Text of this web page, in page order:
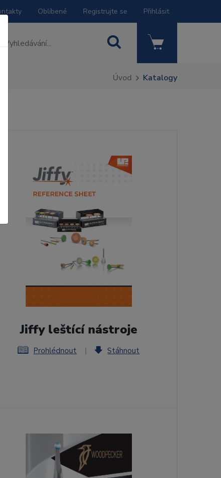
Oblíbené Registrujte se Přihlásit
Úvod Katalogy
Jiffy leštící nástroje
Prohlédnout | Stáhnout